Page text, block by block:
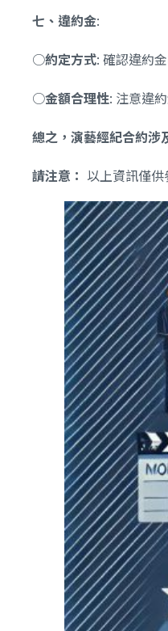
七、違約金:
○約定方式: 確認違約
○金額合理性: 注意違
總之，演藝經紀合約涉
請注意： 以上資訊僅